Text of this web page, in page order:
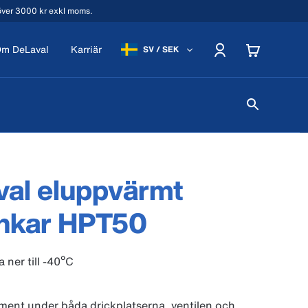
3000 kr exkl moms.
DeLaval Karriär SV / SEK
eluppvärmt
HPT50
ner till -40ºC